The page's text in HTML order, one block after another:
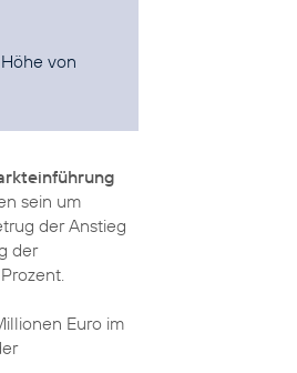
von
sein um
der Anstieg
der
Euro im